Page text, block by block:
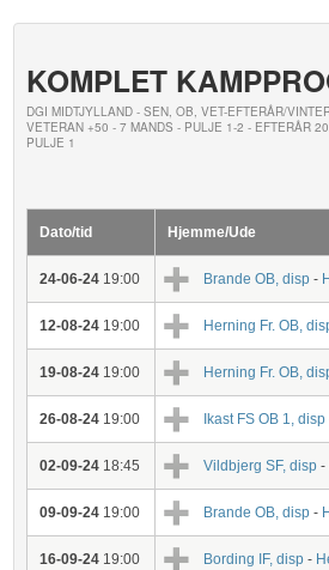
KOMPLET
DGI MIDTJYLLAND - SEN, OB, VET-EFTERÅR/
VETERAN +50 - 7 MANDS - PULJE 1-2 - EFTERÅR
PULJE 1
Dato/tid Hjemme/Ude
24-06-24 19:00 Brande OB, disp -
12-08-24 19:00 Herning Fr. OB,
19-08-24 19:00 Herning Fr. OB,
26-08-24 19:00 Ikast FS OB 1, disp
02-09-24 18:45 Vildbjerg SF, disp -
09-09-24 19:00 Brande OB, disp -
16-09-24 19:00 Bording IF, disp -